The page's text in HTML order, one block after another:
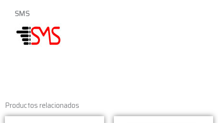
SMS
Productos relacionados